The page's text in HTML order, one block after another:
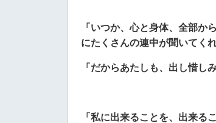
「いつか、心と身体、全部か
にたくさんの連中が聞いてくれ
「 だからあたしも、出し惜し
「私に出来ることを、出来る